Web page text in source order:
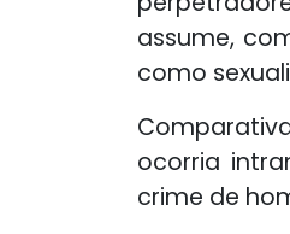
assume,
como
ocorria
crime de